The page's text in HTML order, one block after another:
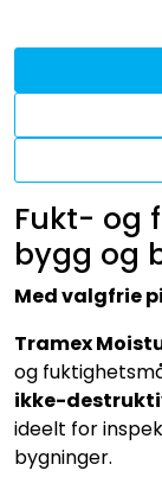
Fukt- og
bygg og
Med valgfrie
Tramex
og
ikke-
ideelt for
bygninger.